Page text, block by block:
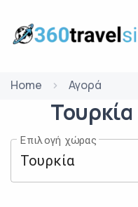
Home Αγορά
Τουρκία
Επιλογή χώρας